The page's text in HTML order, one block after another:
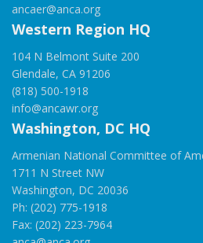
ancaer@anca.org
Western Region HQ
104 N Belmont Suite 200
Glendale, CA 91206
(818) 500-1918
info@ancawr.org
Washington, DC HQ
Armenian National Committee of
1711 N Street NW
Washington, DC 20036
Ph: (202) 775-1918
Fax: (202) 223-7964